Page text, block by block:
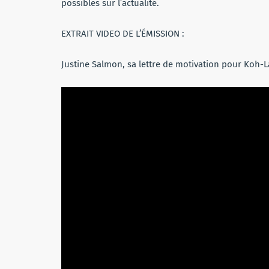
possibles sur l’actualité.
EXTRAIT VIDEO DE L’ÉMISSION :
Justine Salmon, sa lettre de motivation pour Koh-